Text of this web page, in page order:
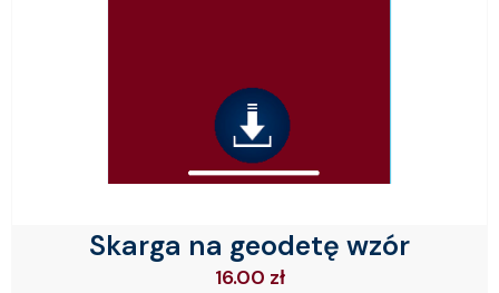
Skarga na geodetę wzór
16.00 zł